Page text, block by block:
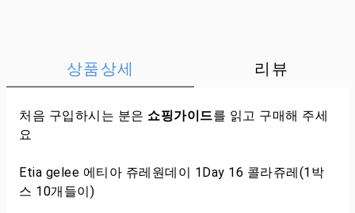
상품상세 리뷰
처음 구입하시는 분은 쇼핑가이드를 읽고 구매해 주세
요
Etia gelee 에티아 쥬레원데이 1Day 16 콜라쥬레(1박
스 10개들이)